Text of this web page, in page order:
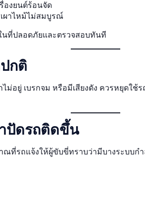
องยนต์ร้อนจัด
ผาไหม้ไม่สมบูรณ์
นที่ปลอดภัยและตรวจสอบทันที
กติ
ไม่อยู่ เบรกจม หรือมีเสียงดัง ควรหยุดใ
ปัดรถติดขึ้น
ที่รถแจ้งให้ผู้ขับขี่ทราบว่ามีบางระบบกำ